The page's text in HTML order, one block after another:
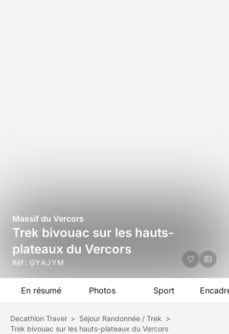
Massif du Vercors
Trek bivouac sur les hauts-
plateaux du Vercors
Réf : GYAJYM
En résumé Photos Sport
Decathlon Travel > Séjour Randonnée / Trek >
Trek bivouac sur les hauts-plateaux du Vercors